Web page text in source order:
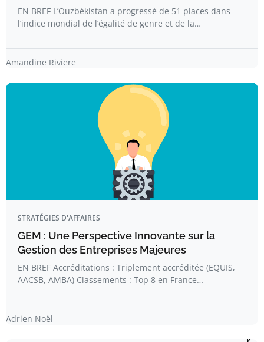
EN BREF L’Ouzbékistan a progressé de 51 places dans
l’indice mondial de l’égalité de genre et de la…
Amandine Riviere
STRATÉGIES D'AFFAIRES
GEM : Une Perspective Innovante sur la
Gestion des Entreprises Majeures
EN BREF Accréditations : Triplement accréditée (EQUIS,
AACSB, AMBA) Classements : Top 8 en France…
Adrien Noël